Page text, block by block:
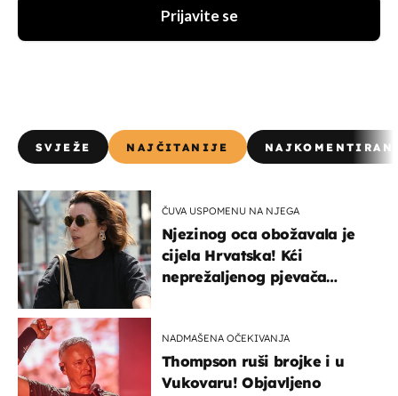
Prijavite se
SVJEŽE NAJČITANIJE
ČUVA USPOMENU NA NJEGA
Njezinog oca obožavala je
cijela Hrvatska! Kći
neprežaljenog pjevača
NADMAŠENA OČEKIVANJA
Thompson ruši brojke i u
Vukovaru! Objavljeno